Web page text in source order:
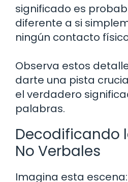
significado es
diferente a si
ningún contacto
Observa estos
darte una pista
el verdadero
palabras.
Decodificando
No Verbales
Imagina esta